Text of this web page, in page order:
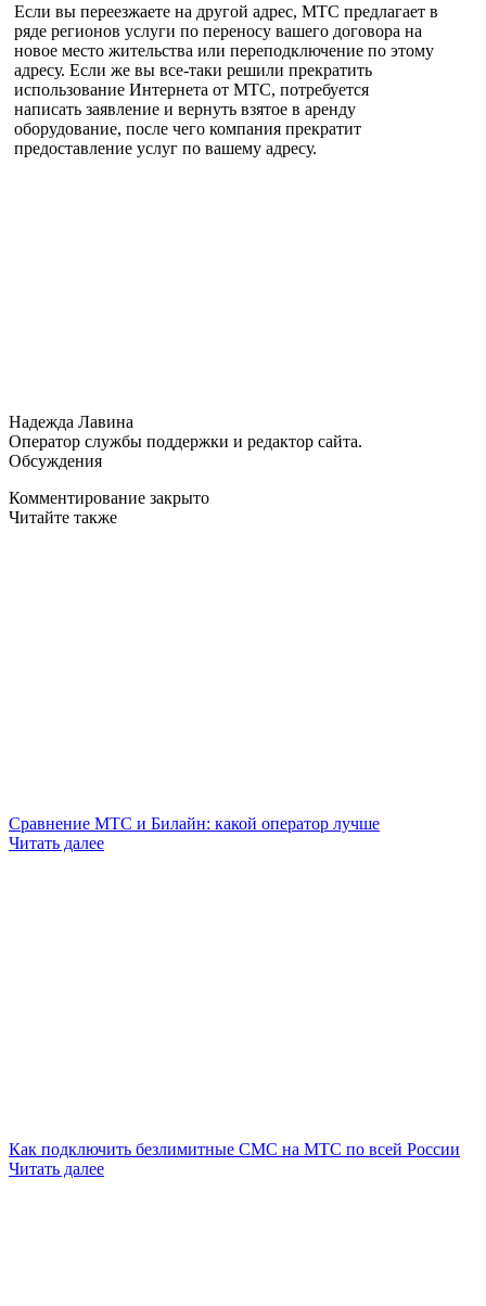
Если вы переезжаете на другой адрес, МТС предлагает в
ряде регионов услуги по переносу вашего договора на
новое место жительства или переподключение по этому
адресу. Если же вы все-таки решили прекратить
использование Интернета от МТС, потребуется
написать заявление и вернуть взятое в аренду
оборудование, после чего компания прекратит
предоставление услуг по вашему адресу.
Надежда Лавина
Оператор службы поддержки и редактор сайта.
Обсуждения
Комментирование закрыто
Читайте также
Сравнение МТС и Билайн: какой оператор лучше
Читать далее
Как подключить безлимитные СМС на МТС по всей России
Читать далее